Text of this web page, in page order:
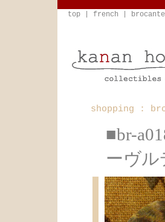
top french
shopping :
■br-
ーヴル